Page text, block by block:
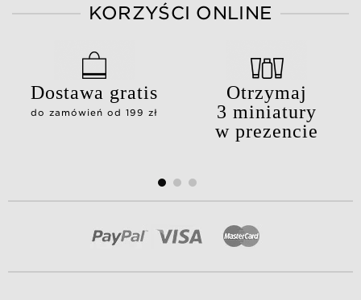
KORZYŚCI ONLINE
Dostawa gratis
do zamówień od 199 zł
Otrzymaj
3 miniatury
w prezencie